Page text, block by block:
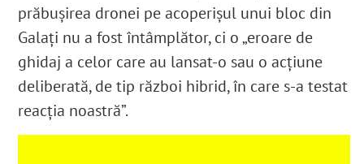
prăbușirea dronei pe acoperișul unui bloc din
Galați nu a fost întâmplător, ci o „eroare de
ghidaj a celor care au lansat-o sau o acțiune
deliberată, de tip război hibrid, în care s-a testat
reacția noastră”.